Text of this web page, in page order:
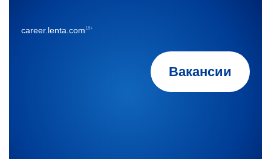
Вакансии
career.lenta.com16+